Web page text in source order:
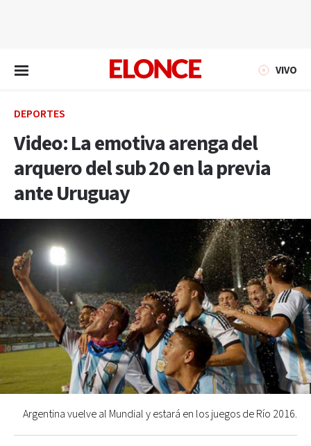
VIVO
DEPORTES
Video: La emotiva arenga del
arquero del sub 20 en la previa
ante Uruguay
Argentina vuelve al Mundial y estará en los juegos de Río 2016.